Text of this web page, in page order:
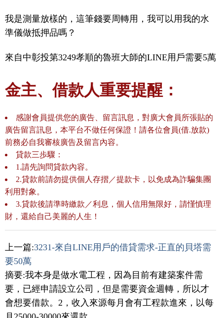
我是測量放樣的，這筆錢要周轉用，我可以用我的水
準儀做抵押品嗎？
來自中彰投第3249孝順的魯班大師的LINE用戶需要5萬
金主、借款人重要提醒：
感謝會員提供您的廣告、留言訊息，對廣大會員所張貼的
廣告留言訊息，本平台不做任何保證！請各位會員(借.放款)
前務必自我審核廣告及留言內容。
貸款三歩驟：
1.請先詢問貸款內容。
2.貸款前請勿提供個人存摺／提款卡，以免成為詐騙集團
利用對象。
3.貸款後請準時繳款／利息，個人信用無限好，請慬慎理
財，還給自己美麗的人生！
上一篇:3231-來自LINE用戶的借貸需求-正直的貝塔需
要50萬
摘要:我本身是做水電工程，因為目前有建築案件需
要，已經申請設立公司，但是需要資金週轉，所以才
會想要借款。2，收入來源每月會有工程款進來，以每